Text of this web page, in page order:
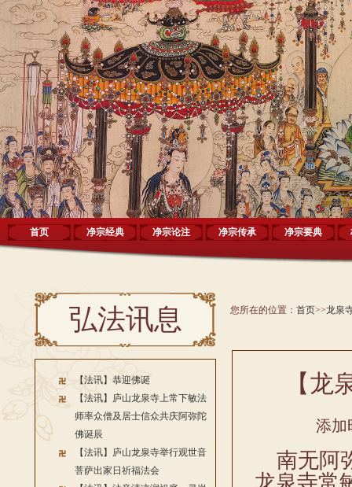
首页 净宗经典 净宗论注 净宗传承 净宗要典
弘法讯息
【法讯】恭迎佛诞
【法讯】庐山龙泉寺上常下敏法
师率众僧及居士信众共庆阿弥陀
佛诞辰
【法讯】庐山龙泉寺举行观世音
菩萨出家日祈福法会
您所在的位置： 首页>>龙泉
【龙
添加
南无阿
龙泉寺常